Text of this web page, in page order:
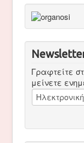
Γραφτείτε
μείνετε